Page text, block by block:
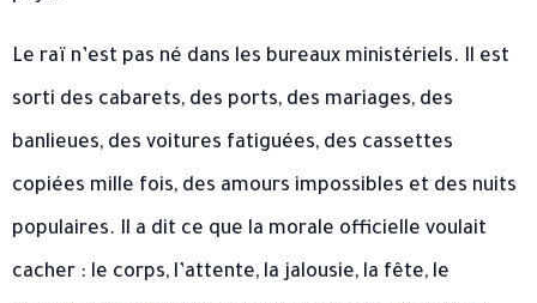
Le raï n’est pas né dans les bureaux ministériels. Il est
sorti des cabarets, des ports, des mariages, des
banlieues, des voitures fatiguées, des cassettes
copiées mille fois, des amours impossibles et des nuits
populaires. Il a dit ce que la morale officielle voulait
cacher : le corps, l’attente, la jalousie, la fête, le